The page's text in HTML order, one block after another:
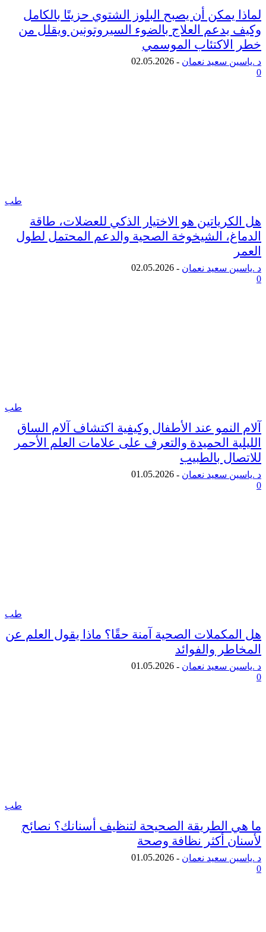
يمكن أن يصبح البلوز الشتوي حزينًا بالكامل
العلاج بالضوء السيروتونين ويقلل من
الموسمي
سعيد نعمان -
02.05.2026
هو الاختيار الذكي للعضلات، طاقة
الشيخوخة الصحية والدعم المحتمل لطول
سعيد نعمان -
02.05.2026
عند الأطفال وكيفية اكتشاف آلام الساق
الحميدة والتعرف على علامات العلم الأحمر
بالطبيب
سعيد نعمان -
01.05.2026
الصحية آمنة حقًا؟ ماذا يقول العلم عن
والفوائد
سعيد نعمان -
01.05.2026
الطريقة الصحيحة لتنظيف أسنانك؟ نصائح
أكثر نظافة وصحة
سعيد نعمان -
01.05.2026